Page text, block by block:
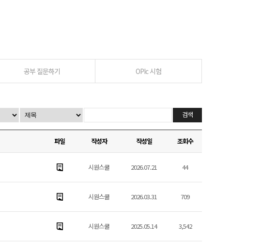
공부 질문하기 OPIc 시험
검색
파일 작성자 작성일 조회수
시원스쿨 2026.07.21 44
시원스쿨 2026.03.31 709
시원스쿨 2025.05.14 3,542